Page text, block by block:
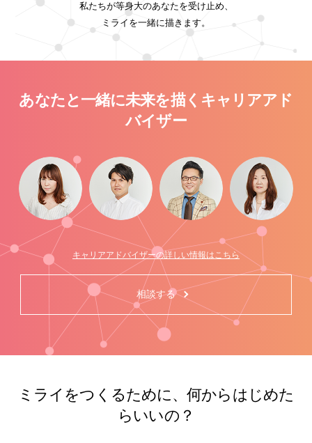
私たちが等身大のあなたを受け止め、
ミライを一緒に描きます。
あなたと一緒に未来を描くキャリアアド
バイザー
キャリアアドバイザーの詳しい情報はこちら
相談する
ミライをつくるために、何からはじめた
らいいの？